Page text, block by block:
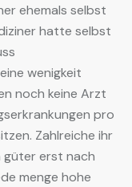
ehemals selbst
hatte selbst
wenigkeit
noch keine Arzt
pro
Zahlreiche ihr
güter erst nach
menge hohe